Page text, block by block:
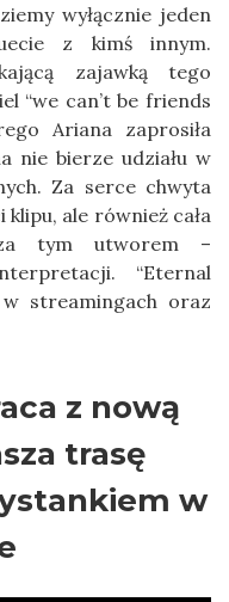
wyłącznie jeden
z kimś innym.
zajawką tego
“we can’t be friends
Ariana zaprosiła
nie bierze udziału w
Za serce chwyta
ale również cała
tym utworem –
“Eternal
w streamingach oraz
z nową
trasę
w